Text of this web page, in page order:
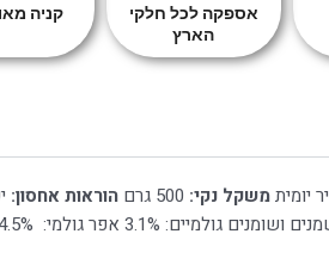
אספקה לכל חלקי
הארץ
קניה
יומיתמשקל נקי: הוראות אחסון: